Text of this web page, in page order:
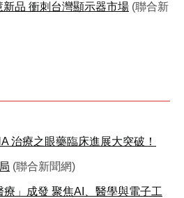
品 衝刺台灣顯示器市場 (聯合新
治療之眼藥臨床進展大突破！
(聯合新聞網)
」成發 聚焦AI、醫學與電子工